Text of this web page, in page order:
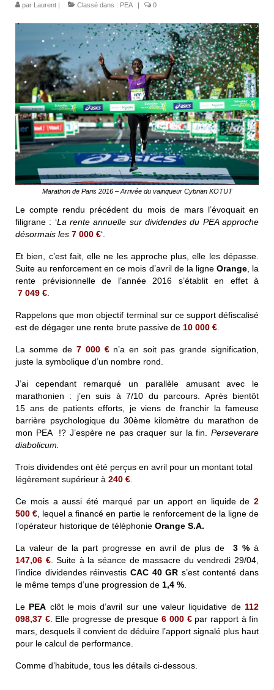
par Laurent | Classé dans : PEA | 0
Marathon de Paris 2016 – Arrivée du vainqueur Cybrian KOTUT
Le compte rendu précédent du mois de mars l’évoquait en
filigrane : ‘La rente annuelle sur dividendes du PEA approche
désormais les 7 000 €‘.
Et bien, c’est fait, elle ne les approche plus, elle les dépasse.
Suite au renforcement en ce mois d’avril de la ligne Orange, la
rente prévisionnelle de l’année 2016 s’établit en effet à
7 049 €.
Rappelons que mon objectif terminal sur ce support défiscalisé
est de dégager une rente brute passive de 10 000 €.
La somme de 7 000 €n’a en soit pas grande signification,
juste la symbolique d’un nombre rond.
J’ai cependant remarqué un parallèle amusant avec le
marathonien : j’en suis à 7/10 du parcours. Après bientôt
15 ans de patients efforts, je viens de franchir la fameuse
barrière psychologique du 30ème kilomètre du marathon de
mon PEA !? J’espère ne pas craquer sur la fin. Perseverare
diabolicum.
Trois dividendes ont été perçus en avril pour un montant total
légèrement supérieur à 240 €.
Ce mois a aussi été marqué par un apport en liquide de 2
500 €, lequel a financé en partie le renforcement de la ligne de
l’opérateur historique de téléphonie Orange S.A.
La valeur de la part progresse en avril de plus de 3 %à
147,06 €. Suite à la séance de massacre du vendredi 29/04,
l’indice dividendes réinvestis CAC 40 GR s’est contenté dans
le même temps d’une progression de 1,4 %.
Le PEA clôt le mois d’avril sur une valeur liquidative de112
098,37 €. Elle progresse de presque6 000 €par rapport à fin
mars, desquels il convient de déduire l’apport signalé plus haut
pour le calcul de performance.
Comme d’habitude, tous les détails ci-dessous.